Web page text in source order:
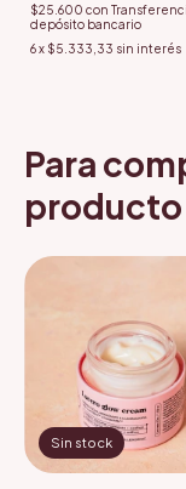
$25.600 con
depósito bancario
6x $5.333,33 sin interés
Para
producto
Sin stock